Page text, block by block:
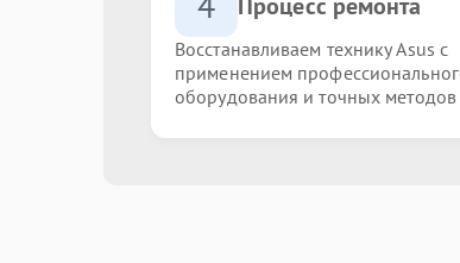
Восстанавливаем технику Asus с
применением
оборудования и точных